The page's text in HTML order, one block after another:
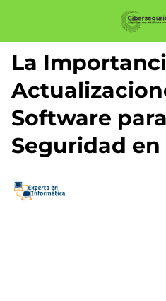
La
Software
Seguridad